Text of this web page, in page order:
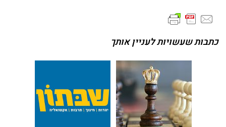
כתבות שעשויות לעניין אותך